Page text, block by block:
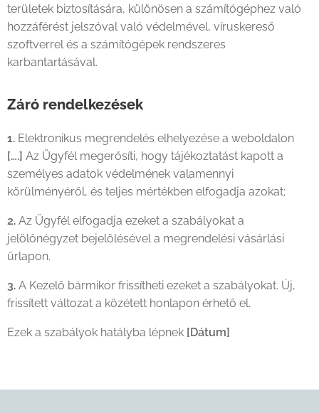
területek biztosítására, különösen a számítógéphez való
hozzáférést jelszóval való védelmével, víruskereső
szoftverrel és a számítógépek rendszeres
karbantartásával.
Záró rendelkezések
1. Elektronikus megrendelés elhelyezése a weboldalon
[….] Az Ügyfél megerősíti, hogy tájékoztatást kapott a
személyes adatok védelmének valamennyi
körülményéről, és teljes mértékben elfogadja azokat;
2. Az Ügyfél elfogadja ezeket a szabályokat a
jelölőnégyzet bejelölésével a megrendelési vásárlási
űrlapon.
3. A Kezelő bármikor frissítheti ezeket a szabályokat. Új,
frissített változat a közétett honlapon érhető el.
Ezek a szabályok hatályba lépnek [Dátum]